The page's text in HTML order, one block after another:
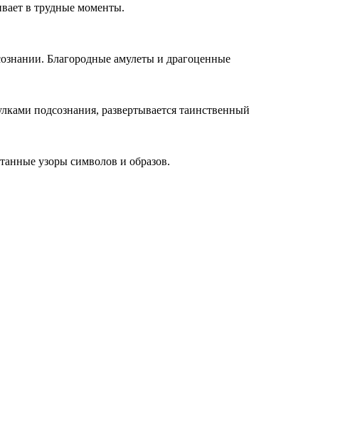
в трудные моменты.
Благородные амулеты и драгоценные
подсознания, развертывается таинственный
узоры символов и образов.